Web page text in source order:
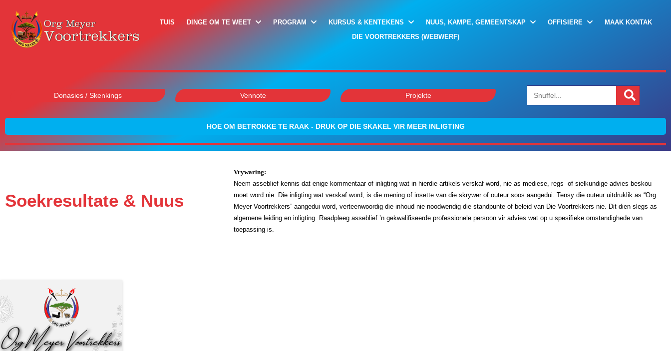
TUIS DINGE OM TE WEET PROGRAM KURSUS & KENTEKENS NUUS, KAMPE, GEMEENTSKAP OFFISIERE
MAAK KONTAK
DIE VOORTREKKERS (WEBWERF)
Donasies / Skenkings Vennote Projekte
HOE OM BETROKKE TE RAAK - DRUK OP DIE SKAKEL VIR MEER INLIGTING
Soekresultate & Nuus
Vrywaring:
Neem asseblief kennis dat enige kommentaar of inligting wat in hierdie artikels verskaf word, nie as mediese, regs- of sielkundige advies beskou
moet word nie. Die inligting wat verskaf word, is die mening of insette van die skrywer of outeur soos aangedui. Tensy die outeur uitdruklik as “Org
Meyer Voortrekkers” aangedui word, verteenwoordig die inhoud nie noodwendig die standpunte of beleid van Die Voortrekkers nie. Dit dien slegs as
algemene leiding en inligting. Raadpleeg asseblief ’n gekwalifiseerde professionele persoon vir advies wat op u spesifieke omstandighede van
toepassing is.